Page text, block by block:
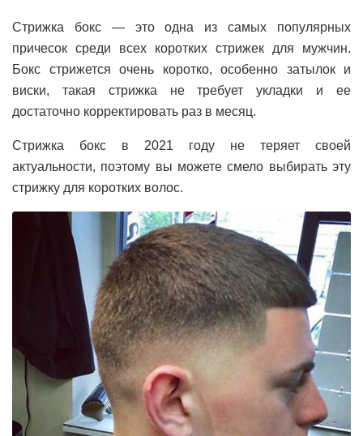
Стрижка бокс — это одна из самых популярных
причесок среди всех коротких стрижек для мужчин.
Бокс стрижется очень коротко, особенно затылок и
виски, такая стрижка не требует укладки и ее
достаточно корректировать раз в месяц.
Стрижка бокс в 2021 году не теряет своей
актуальности, поэтому вы можете смело выбирать эту
стрижку для коротких волос.